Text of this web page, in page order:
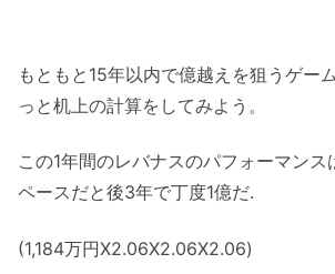
もともと15年以内で億越えを狙うゲー
っと机上の計算をしてみよう。
この1年間のレバナスのパフォーマン
ペースだと後3年で丁度1億だ.
(1,184万円X2.06X2.06X2.06)